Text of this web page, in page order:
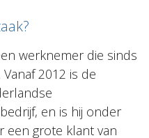
werknemer die sinds
2012 is de
en is hij onder
een grote klant van